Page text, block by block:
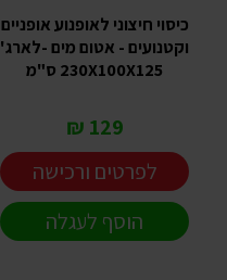
כיסוי חיצוני לאופנוע אופניים
וקטנועים - אטום מים -לארג'
230X100X125 ס"מ
129 ₪
לפרטים ורכישה
הוסף לעגלה